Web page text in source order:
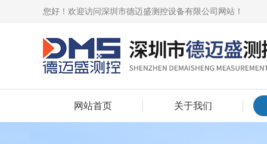
您好！欢迎访问深圳市德迈盛测控设备有限公司网站！
网站首页 关于我们